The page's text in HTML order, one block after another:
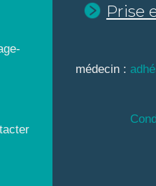
Prise
médecin :